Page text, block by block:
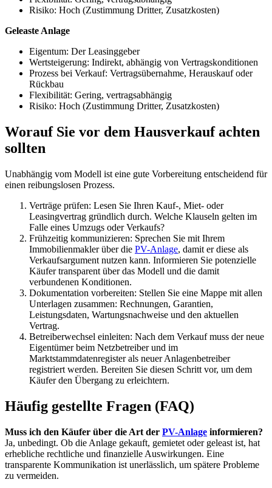
Risiko: Hoch (Zustimmung Dritter, Zusatzkosten)
Geleaste Anlage
Eigentum: Der Leasinggeber
Wertsteigerung: Indirekt, abhängig von Vertragskonditionen
Prozess bei Verkauf: Vertragsübernahme, Herauskauf oder
Rückbau
Flexibilität: Gering, vertragsabhängig
Risiko: Hoch (Zustimmung Dritter, Zusatzkosten)
Worauf Sie vor dem Hausverkauf achten
sollten
Unabhängig vom Modell ist eine gute Vorbereitung entscheidend für
einen reibungslosen Prozess.
Verträge prüfen: Lesen Sie Ihren Kauf-, Miet- oder
Leasingvertrag gründlich durch. Welche Klauseln gelten im
Falle eines Umzugs oder Verkaufs?
Frühzeitig kommunizieren: Sprechen Sie mit Ihrem
Immobilienmakler über die PV-Anlage, damit er diese als
Verkaufsargument nutzen kann. Informieren Sie potenzielle
Käufer transparent über das Modell und die damit
verbundenen Konditionen.
Dokumentation vorbereiten: Stellen Sie eine Mappe mit allen
Unterlagen zusammen: Rechnungen, Garantien,
Leistungsdaten, Wartungsnachweise und den aktuellen
Vertrag.
Betreiberwechsel einleiten: Nach dem Verkauf muss der neue
Eigentümer beim Netzbetreiber und im
Marktstammdatenregister als neuer Anlagenbetreiber
registriert werden. Bereiten Sie diesen Schritt vor, um dem
Käufer den Übergang zu erleichtern.
Häufig gestellte Fragen (FAQ)
Muss ich den Käufer über die Art der PV-Anlage informieren?
Ja, unbedingt. Ob die Anlage gekauft, gemietet oder geleast ist, hat
erhebliche rechtliche und finanzielle Auswirkungen. Eine
transparente Kommunikation ist unerlässlich, um spätere Probleme
zu vermeiden.